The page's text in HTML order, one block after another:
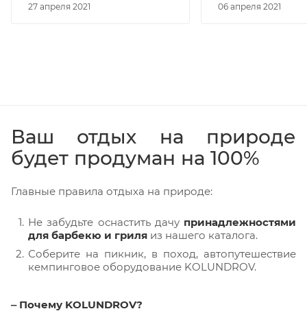
27 апреля 2021 06 апреля 2021
Ваш отдых на природе
будет продуман на 100%
Главные правила отдыха на природе:
Не забудьте оснастить дачу принадлежностями
для барбекю и гриля из нашего каталога.
Соберите на пикник, в поход, автопутешествие
кемпинговое оборудование KOLUNDROV.
‒ Почему KOLUNDROV?